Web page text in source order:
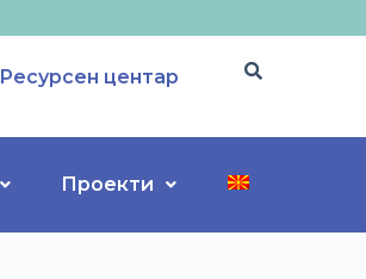
Ресурсен центар
Проекти